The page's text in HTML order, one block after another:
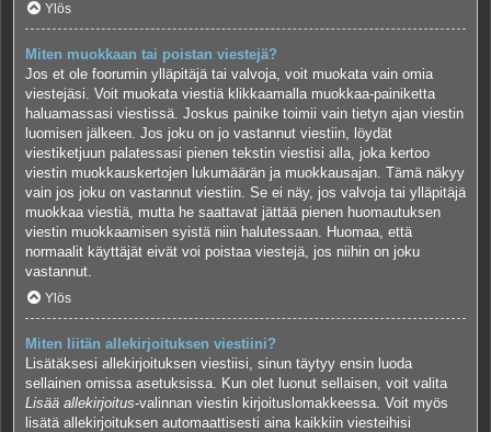
Ylös
Miten muokkaan tai poistan viestejä?
Jos et ole foorumin ylläpitäjä tai valvoja, voit muokata vain omia
viestejäsi. Voit muokata viestiä klikkaamalla muokkaa-painiketta
haluamassasi viestissä. Joskus painike toimii vain tietyn ajan viestin
luomisen jälkeen. Jos joku on jo vastannut viestiin, löydät
viestiketjuun palatessasi pienen tekstin viestisi alla, joka kertoo
viestin muokkauskertojen lukumäärän ja muokkausajan. Tämä näkyy
vain jos joku on vastannut viestiin. Se ei näy, jos valvoja tai ylläpitäjä
muokkaa viestiä, mutta he saattavat jättää pienen huomautuksen
viestin muokkaamisen syistä niin halutessaan. Huomaa, että
normaalit käyttäjät eivät voi poistaa viestejä, jos niihin on joku
vastannut.
Ylös
Miten liitän allekirjoituksen viestiini?
Lisätäksesi allekirjoituksen viestiisi, sinun täytyy ensin luoda
sellainen omissa asetuksissa. Kun olet luonut sellaisen, voit valita
Lisää allekirjoitus-valinnan viestin kirjoituslomakkeessa. Voit myös
lisätä allekirjoituksen automaattisesti aina kaikkiin viesteihisi